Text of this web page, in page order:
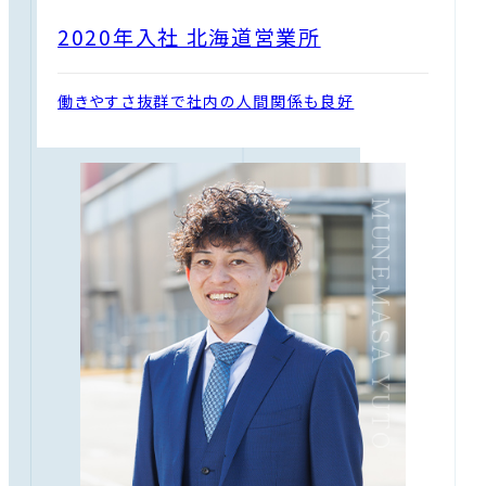
2020年入社 北海道営業所
働きやすさ抜群で社内の人間関係も良好
MUNEMASA YUTO